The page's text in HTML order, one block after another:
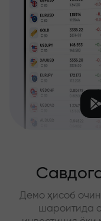
Демо ҳисоб
шароитида